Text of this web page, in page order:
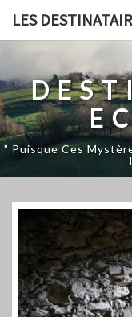
LES
" Puisque Ces